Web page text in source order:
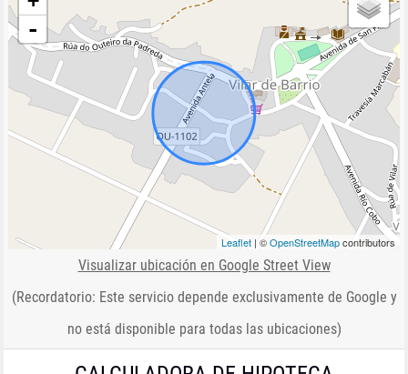
-
Leaflet | ©OpenStreetMapcontributors
Visualizar ubicación en Google Street View
(Recordatorio: Este servicio depende exclusivamente de Google y
no está disponible para todas las ubicaciones)